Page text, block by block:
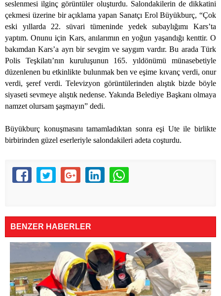
seslenmesi ilginç görüntüler oluşturdu. Salondakilerin de dikkatini
çekmesi üzerine bir açıklama yapan Sanatçı Erol Büyükburç, “Çok
eski yıllarda 22. süvari tümeninde yedek subaylığımı Kars’ta
yaptım. Onunu için Kars, anılarımın en yoğun yaşandığı kenttir. O
bakımdan Kars’a ayrı bir sevgim ve saygım vardır. Bu arada Türk
Polis Teşkilatı’nın kuruluşunun 165. yıldönümü münasebetiyle
düzenlenen bu etkinlikte bulunmak ben ve eşime kıvanç verdi, onur
verdi, şeref verdi. Televizyon görüntülerinden alıştık bizde böyle
siyaseti sevmeye alıştık nedense. Yakında Belediye Başkanı olmaya
namzet olursam şaşmayın” dedi.
Büyükburç konuşmasını tamamladıktan sonra eşi Ute ile birlikte
birbirinden güzel eserleriyle salondakileri adeta coşturdu.
BENZER HABERLER